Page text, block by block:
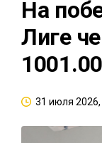
На
Лиге
31 июля 2026,